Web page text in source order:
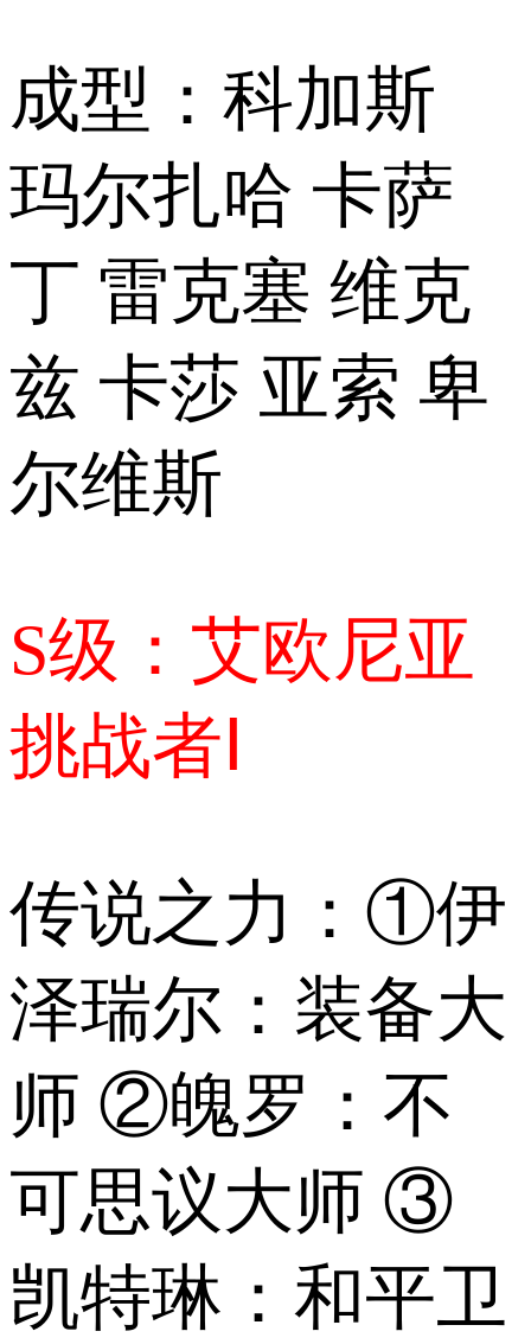
成型：科加斯
玛尔扎哈 卡萨
丁 雷克塞 维克
兹 卡莎 亚索 卑
尔维斯
S级：艾欧尼亚
挑战者Ⅰ
传说之力：①伊
泽瑞尔：装备大
师 ②魄罗：不
可思议大师 ③
凯特琳：和平卫